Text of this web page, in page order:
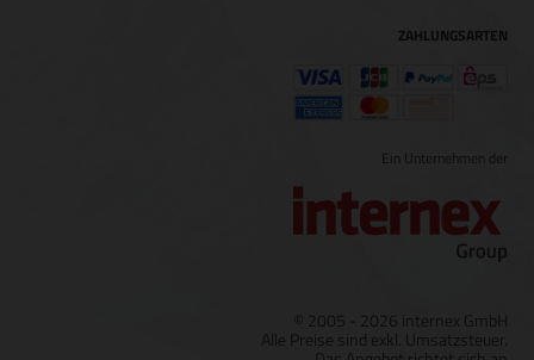
ZAHLUNGSARTEN
Ein Unternehmen der
© 2005 - 2026 internex GmbH
Alle Preise sind exkl. Umsatzsteuer.